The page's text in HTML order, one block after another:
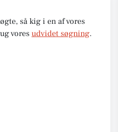
så kig i en af vores
vores udvidet søgning.